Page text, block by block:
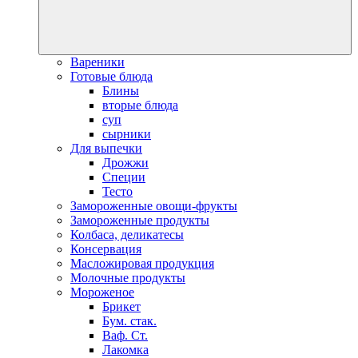
Вареники
Готовые блюда
Блины
вторые блюда
суп
сырники
Для выпечки
Дрожжи
Специи
Тесто
Замороженные овощи-фрукты
Замороженные продукты
Колбаса, деликатесы
Консервация
Масложировая продукция
Молочные продукты
Мороженое
Брикет
Бум. стак.
Ваф. Ст.
Лакомка